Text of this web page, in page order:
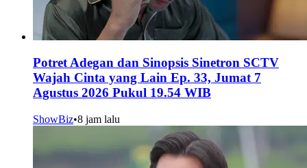
Potret Adegan dan Sinopsis Sinetron SCTV
Wajah Cinta yang Lain Ep. 33, Jumat 7
Agustus 2026 Pukul 19.54 WIB
ShowBiz•8 jam lalu